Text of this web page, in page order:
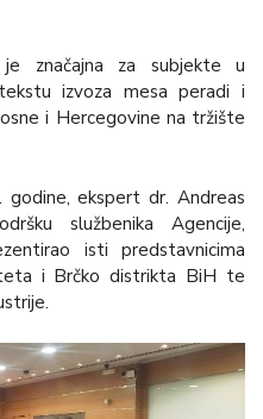
značajna za subjekte u
izvoza mesa peradi i
i Hercegovine na tržište
ekspert dr. Andreas
službenika Agencije,
isti predstavnicima
i Brčko distrikta BiH te